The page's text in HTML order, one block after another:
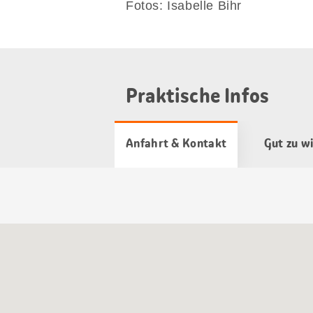
Fotos: Isabelle Bihr
Praktische Infos
Anfahrt & Kontakt Gut zu